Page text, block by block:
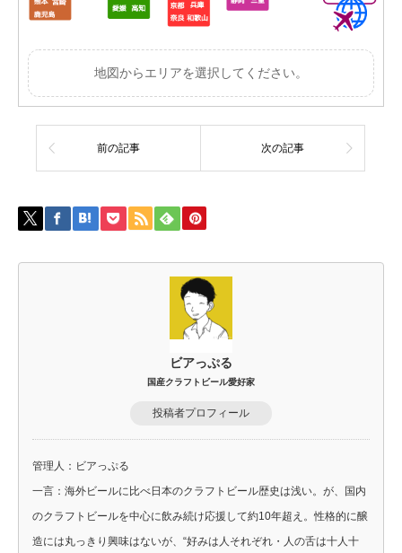
地図からエリアを選択してください。
前の記事 次の記事
ビアっぷる
国産クラフトビール愛好家
投稿者プロフィール
管理人：ビアっぷる
一言：海外ビールに比べ日本のクラフトビール歴史は浅い。が、国内
のクラフトビールを中心に飲み続け応援して約10年超え。性格的に醸
造には丸っきり興味はないが、“好みは人それぞれ・人の舌は十人十